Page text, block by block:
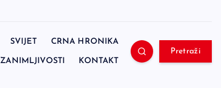
SVIJET CRNA HRONIKA
ZANIMLJIVOSTI KONTAKT
Pretraži